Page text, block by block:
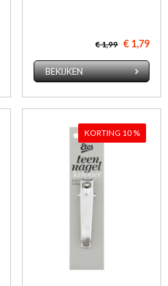
€ 1,99 € 1,79
BEKIJKEN
KORTING 10 %